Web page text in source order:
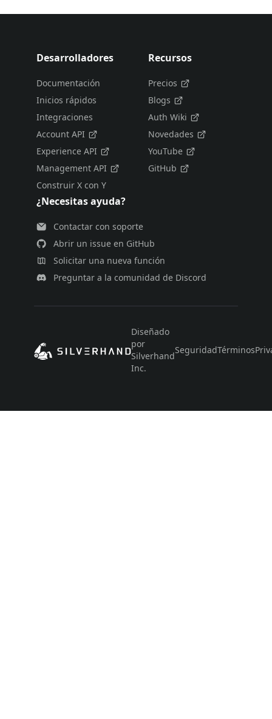
Desarrolladores
Documentación
Inicios rápidos
Integraciones
Account API
Experience API
Management API
Construir X con Y
Recursos
Precios
Blogs
Auth Wiki
Novedades
YouTube
GitHub
¿Necesitas ayuda?
Contactar con soporte
Abrir un issue en GitHub
Solicitar una nueva función
Preguntar a la comunidad de Discord
Diseñado
por
Silverhand
Inc.
SeguridadTérminos